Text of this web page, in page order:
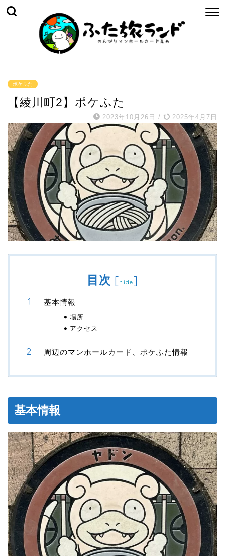
ポケふた
【綾川町2】ポケふた
2023年10月26日 / 2025年4月7日
目次 [hide]
基本情報
場所
アクセス
周辺のマンホールカード、ポケふた情報
基本情報